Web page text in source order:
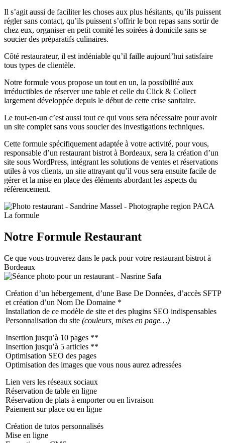
Il s’agit aussi de faciliter les choses aux plus hésitants, qu’ils puissent
régler sans contact, qu’ils puissent s’offrir le bon repas sans sortir de
chez eux, organiser en petit comité les soirées à domicile sans se
soucier des préparatifs culinaires.
Côté restaurateur, il est indéniable qu’il faille aujourd’hui satisfaire
tous types de clientèle.
Notre formule vous propose un tout en un, la possibilité aux
irréductibles de réserver une table et celle du Click & Collect
largement développée depuis le début de cette crise sanitaire.
Le tout-en-un c’est aussi tout ce qui vous sera nécessaire pour avoir
un site complet sans vous soucier des investigations techniques.
Cette formule spécifiquement adaptée à votre activité, pour vous,
responsable d’un restaurant bistrot à Bordeaux, sera la création d’un
site sous WordPress, intégrant les solutions de ventes et réservations
utiles à vos clients, un site attrayant qu’il vous sera ensuite facile de
gérer et la mise en place des éléments abordant les aspects du
référencement.
La formule
Notre Formule Restaurant
Ce que vous trouverez dans le pack pour votre restaurant bistrot à
Bordeaux
Création d’un hébergement, d’une Base De Données, d’accès SFTP
et création d’un Nom De Domaine *
Installation de ce modèle de site et des plugins SEO indispensables
Personnalisation du site (couleurs, mises en page…)
Insertion jusqu’à 10 pages **
Insertion jusqu’à 5 articles **
Optimisation SEO des pages
Optimisation des images que vous nous aurez adressées
Lien vers les réseaux sociaux
Réservation de table en ligne
Réservation de plats à emporter ou en livraison
Paiement sur place ou en ligne
Création de tutos personnalisés
Mise en ligne